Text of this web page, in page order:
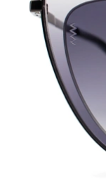
42 mm
Largeur des